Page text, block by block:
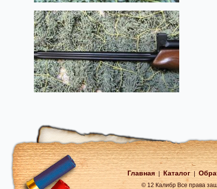
Главная Каталог
© 12 Калибр Все права